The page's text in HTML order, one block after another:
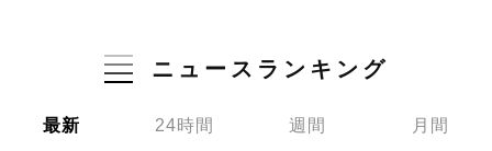
ニュースランキング
最新 24時間 週間 月間